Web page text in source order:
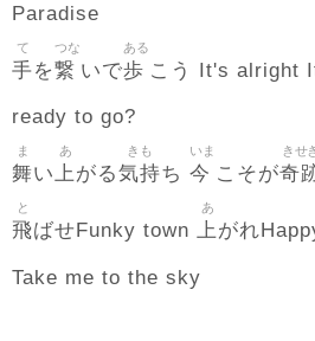
Paradise
手
て
を繋
つな
いで歩
ある
こう It's alright
ready to go?
舞
ま
い上
あ
がる気持
きも
ち 今
いま
こそが奇
きせ
飛
と
ばせFunky town 上
あ
がれ
Take me to the sky